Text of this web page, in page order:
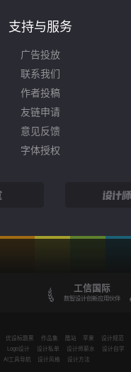
支持与服务
广告投放
联系我们
作者投稿
友链申请
意见反馈
字体授权
工信国际
数智设计创新应用伙伴
优设标题黑 作品集 酷站 苹果 设计规范
Logo设计 设计私单 设计师薪水 设计自学
AI工具导航 设计风格 设计方法